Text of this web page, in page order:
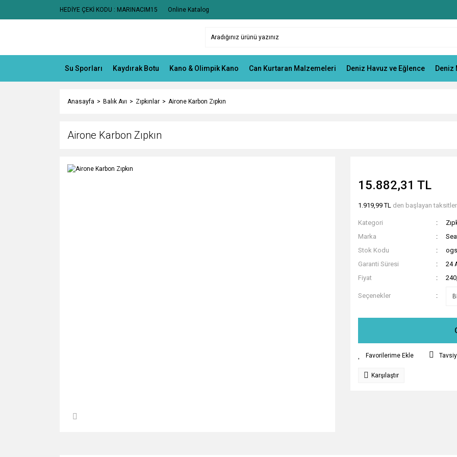
HEDİYE ÇEKİ KODU : MARINACIM15 Online Katalog
Su Sporları Kaydırak Botu Kano & Olimpik Kano Can Kurtaran Malzemeleri Deniz Havuz ve Eğlence Deniz
Anasayfa Balık Avı Zıpkınlar Airone Karbon Zıpkın
Airone Karbon Zıpkın
15.882,31 TL
1.919,99 TL den başlayan
Kategori
Marka
Stok Kodu
Garanti Süresi
24
Fiyat
Seçenekler
Karşılaştır